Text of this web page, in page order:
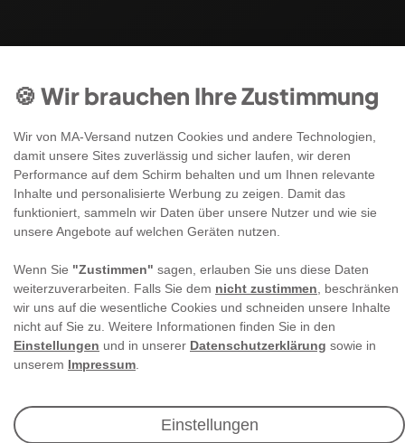
🍪 Wir brauchen Ihre Zustimmung
Wir von MA-Versand nutzen Cookies und andere Technologien,
damit unsere Sites zuverlässig und sicher laufen, wir deren
Performance auf dem Schirm behalten und um Ihnen relevante
Inhalte und personalisierte Werbung zu zeigen. Damit das
funktioniert, sammeln wir Daten über unsere Nutzer und wie sie
unsere Angebote auf welchen Geräten nutzen.
Wenn Sie "Zustimmen" sagen, erlauben Sie uns diese Daten
weiterzuverarbeiten. Falls Sie dem nicht zustimmen , beschränken
wir uns auf die wesentliche Cookies und schneiden unsere Inhalte
nicht auf Sie zu. Weitere Informationen finden Sie in den
Einstellungen und in unserer Datenschutzerklärung sowie in
unserem Impressum
Einstellungen
Newsletter Anmeldung
Angebote & Rabatte per E-Mail erhalten - Geld
E-MAIL **
Ich akzeptiere die
** Hierbei handelt es sich um ein Pflichtfeld.